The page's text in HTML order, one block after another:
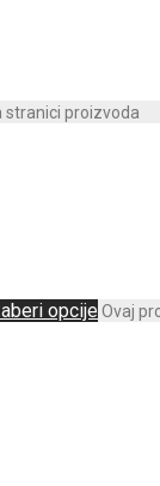
stranici proizvoda
opcije Ovaj